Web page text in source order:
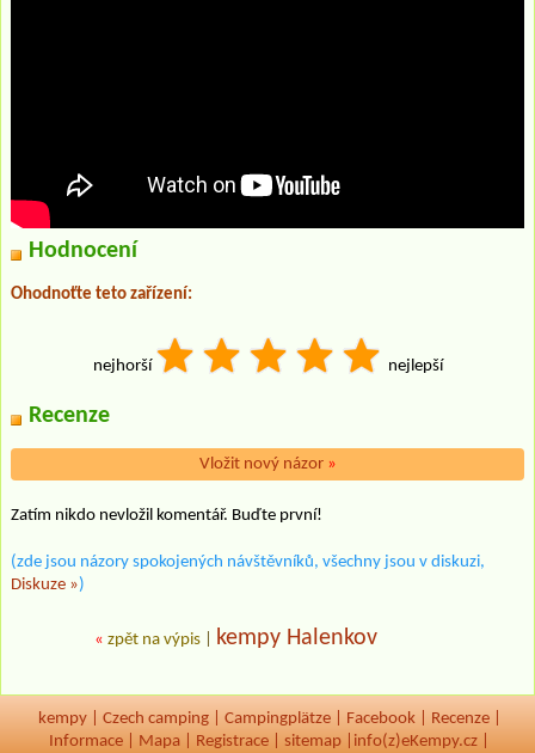
Hodnocení
Ohodnoťte teto zařízení:
nejhorší nejlepší
Recenze
Vložit nový názor »
Zatím nikdo nevložil komentář. Buďte první!
(zde jsou názory spokojených návštěvníků, všechny jsou v diskuzi,
Diskuze »)
« zpět na výpis kempy Halenkov
kempy Czech camping Campingplätze Facebook Recenze
Informace
Mapa Registrace sitemap info(z)eKempy.cz |